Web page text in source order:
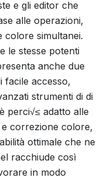
e gli editor che
alle operazioni,
simultanei.
le stesse potenti
anche due
facile accesso,
strumenti di di
perci√≤ adatto alle
correzione colore,
ottimale che ne
racchiude così
in modo